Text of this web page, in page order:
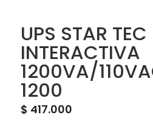
UPS STAR TEC
INTERACTIVA
1200VA/
1200
$ 417.000